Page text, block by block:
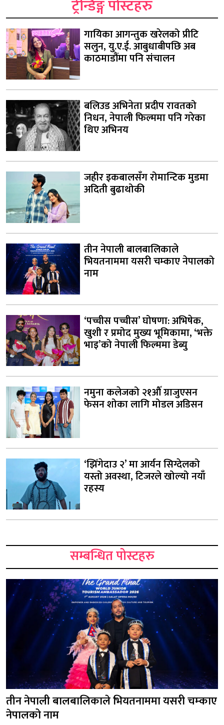
ट्रेन्डिङ्ग पोस्टहरु
गायिका आगन्तुक खरेलको प्रीटि
सलुन, यु.ए.ई. आबुधाबीपछि अब
काठमाडौंमा पनि संचालन
बलिउड अभिनेता प्रदीप रावतको
निधन, नेपाली फिल्ममा पनि गरेका
थिए अभिनय
जहीर इकबालसँग रोमान्टिक मुडमा
अदिती बुढाथोकी
तीन नेपाली बालबालिकाले
भियतनाममा यसरी चम्काए नेपालको
नाम
‘पच्चीस पच्चीस’ घोषणा: अभिषेक,
खुशी र प्रमोद मुख्य भूमिकामा, ‘भक्ते
भाइ’को नेपाली फिल्ममा डेब्यु
नमुना कलेजको २१औँ ग्राजुएसन
फेसन शोका लागि मोडल अडिसन
‘झिँगेदाउ २’ मा आर्यन सिग्देलको
यस्तो अवस्था, टिजरले खोल्यो नयाँ
रहस्य
सम्बन्धित पोस्टहरु
तीन नेपाली बालबालिकाले भियतनाममा यसरी चम्काए
नेपालको नाम